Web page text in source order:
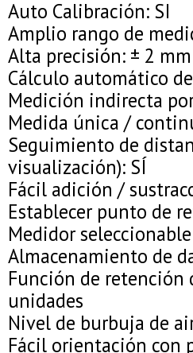
Auto Calibración: SI
Amplio rango de
Alta precisión: ± 2
Cálculo automático
Medición indirecta
Medida única /
Seguimiento de
visualización): SÍ
Fácil adición /
Establecer punto de
Medidor
Almacenamiento de
Función de retención
unidades
Nivel de burbuja de
Fácil orientación con